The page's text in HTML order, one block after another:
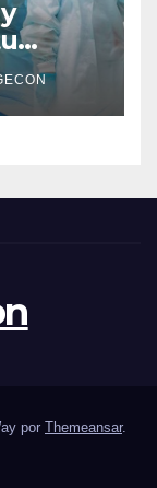
solo
por Themeansar.